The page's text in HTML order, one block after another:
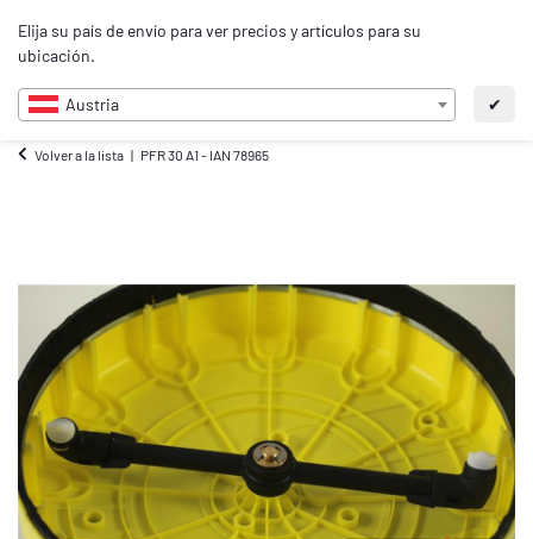
Elija su país de envío para ver precios y artículos para su
ubicación.
Austria ✔
ES
Volver a la lista PFR 30 A1 - IAN 78965